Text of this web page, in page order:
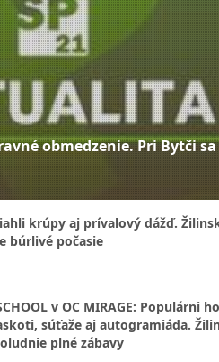
obmedzenie. Pri Bytči sa
krúpy aj prívalový dážď.
búrlivé počasie
v OC MIRAGE: Populárni
súťaže aj autogramiáda.
plné zábavy